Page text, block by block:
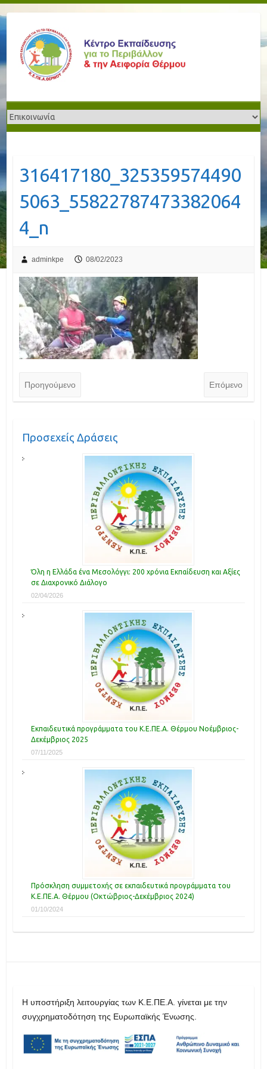
316417180_325359574490
5063_55822787473382064
4_n
adminkpe 08/02/2023
Προηγούμενο Επόμενο
Προσεχείς Δράσεις
Όλη η Ελλάδα ένα Μεσολόγγι: 200 χρόνια Εκπαίδευση και Αξίες
σε Διαχρονικό Διάλογο
02/04/2026
Εκπαιδευτικά προγράμματα του Κ.Ε.ΠΕ.Α. Θέρμου Νοέμβριος-
Δεκέμβριος 2025
07/11/2025
Πρόσκληση συμμετοχής σε εκπαιδευτικά προγράμματα του
Κ.Ε.ΠΕ.Α. Θέρμου (Οκτώβριος-Δεκέμβριος 2024)
01/10/2024
H υποστήριξη λειτουργίας των Κ.Ε.ΠΕ.Α. γίνεται με την
συγχρηματοδότηση της Ευρωπαϊκής Ένωσης.